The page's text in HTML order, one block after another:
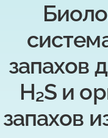
запахов
H₂S и
запахов